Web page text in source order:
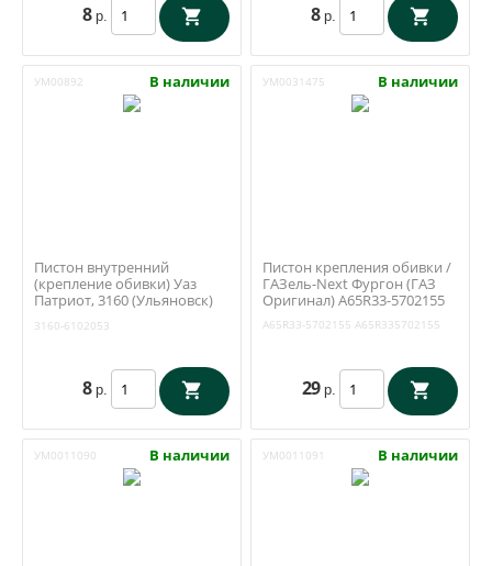
8 р. 8 р.
УМ00892 В наличии
Пистон внутренний
(крепление обивки) Уаз
Патриот, 3160 (Ульяновск)
3160-6102053
8 р.
УМ0031475 В наличии
Пистон крепления обивки /
ГАЗель-Next Фургон (ГАЗ
Оригинал) А65R33-5702155
А65R33-5702155 А65R335702155
29 р.
УМ0011090 В наличии УМ0011091 В наличии